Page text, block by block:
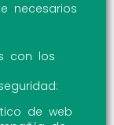
necesarios
con los
de web